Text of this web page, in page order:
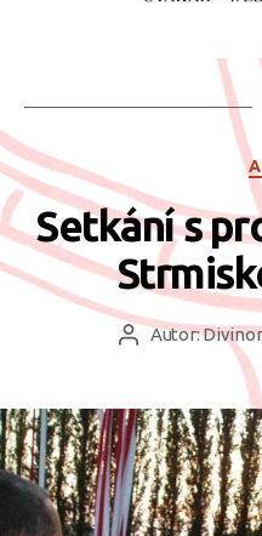
Setkání s
AutorAutor: